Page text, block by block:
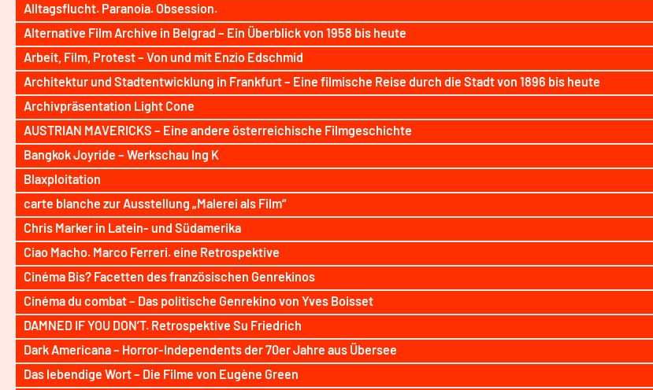
Alltagsflucht. Paranoia. Obsession.
Alternative Film Archive in Belgrad – Ein Überblick von 1958 bis heute
Arbeit, Film, Protest – Von und mit Enzio Edschmid
Architektur und Stadtentwicklung in Frankfurt – Eine filmische Reise durch die Stadt von 1896 bis heute
Archivpräsentation Light Cone
AUSTRIAN MAVERICKS – Eine andere österreichische Filmgeschichte
Bangkok Joyride – Werkschau Ing K
Blaxploitation
carte blanche zur Ausstellung „Malerei als Film“
Chris Marker in Latein- und Südamerika
Ciao Macho. Marco Ferreri. eine Retrospektive
Cinéma Bis? Facetten des französischen Genrekinos
Cinéma du combat – Das politische Genrekino von Yves Boisset
DAMNED IF YOU DON’T. Retrospektive Su Friedrich
Dark Americana – Horror-Independents der 70er Jahre aus Übersee
Das lebendige Wort – Die Filme von Eugène Green